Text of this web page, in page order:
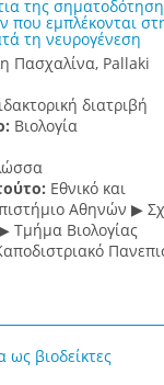
της
που εμπλέκονται
τη νευρογένεση
Πασχαλίνα, Pallaki
διατριβή
Βιολογία
Εθνικό και
Αθηνών ▶
Τμήμα Βιολογίας
βιοδείκτες